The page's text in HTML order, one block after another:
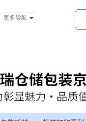
更多导航